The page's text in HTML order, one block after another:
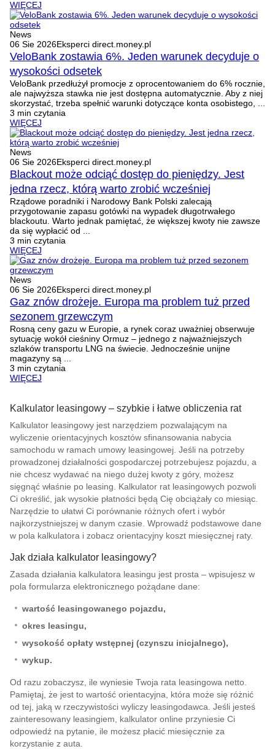
WIĘCEJ
News
06 Sie 2026Eksperci direct.money.pl
VeloBank zostawia 6%. Jeden warunek decyduje o
wysokości odsetek
VeloBank przedłużył promocje z oprocentowaniem do 6% rocznie,
ale najwyższa stawka nie jest dostępna automatycznie. Aby z niej
skorzystać, trzeba spełnić warunki dotyczące konta osobistego, ...
3 min czytania
WIĘCEJ
News
06 Sie 2026Eksperci direct.money.pl
Blackout może odciąć dostęp do pieniędzy. Jest
jedna rzecz, którą warto zrobić wcześniej
Rządowe poradniki i Narodowy Bank Polski zalecają
przygotowanie zapasu gotówki na wypadek długotrwałego
blackoutu. Warto jednak pamiętać, że większej kwoty nie zawsze
da się wypłacić od ...
3 min czytania
WIĘCEJ
News
06 Sie 2026Eksperci direct.money.pl
Gaz znów drożeje. Europa ma problem tuż przed
sezonem grzewczym
Rosną ceny gazu w Europie, a rynek coraz uważniej obserwuje
sytuację wokół cieśniny Ormuz – jednego z najważniejszych
szlaków transportu LNG na świecie. Jednocześnie unijne
magazyny są ...
3 min czytania
WIĘCEJ
Kalkulator leasingowy – szybkie i łatwe obliczenia rat
Kalkulator leasingowy jest narzędziem pozwalającym na
wyliczenie orientacyjnych kosztów sfinansowania nabycia
samochodu w ramach umowy leasingowej. Jeśli na potrzeby
prowadzonej działalności gospodarczej potrzebujesz pojazdu, a
nie chcesz wydawać na niego dużej kwoty z góry, możesz
sięgnąć właśnie po leasing. Kalkulator rat leasingowych pozwoli
Ci określić, jak wysokie płatności będą Cię obciążały co miesiąc.
Narzędzie to ułatwi Ci porównanie różnych ofert i wybór
najkorzystniejszej w danym czasie. Wprowadź podstawowe dane
w pola kalkulatora i zobacz orientacyjny koszt miesięcznej raty.
Jak działa kalkulator leasingowy?
Zasada działania kalkulatora leasingu jest prosta – wpisujesz w
pola formularza elektronicznego pożądane dane:
wartość leasingowanego pojazdu,
okres leasingu,
wysokość opłaty wstępnej (czynszu inicjalnego),
wykup.
Od razu zobaczysz, ile wyniesie Twoja rata leasingowa netto.
Pamiętaj, że jest to wartość orientacyjna, która może się różnić
od tej, jaką w rzeczywistości wyliczy leasingodawca. Jeśli jesteś
zainteresowany leasingiem, kalkulator online przyniesie Ci
odpowiedź na pytanie, ile możesz płacić miesięcznie za
korzystanie z auta.